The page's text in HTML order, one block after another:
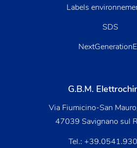
Labels
SDS
G.B.M.
Via Fiumicino-San
47039 Savignano sul
Tel.: